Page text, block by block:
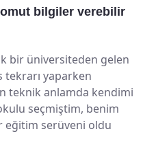
bilgiler verebilir
bir üniversiteden gelen
tekrarı yaparken
teknik anlamda kendimi
seçmiştim, benim
eğitim serüveni oldu